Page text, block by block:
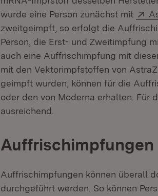
wurde eine Person zunächst mit
zweitgeimpft, so erfolgt die
Person, die Erst- und Zweitimpfung
auch eine Auffrischimpfung mit
mit den Vektorimpfstoffen von
geimpft wurden, können für die
oder den von Moderna erhalten. Für
ausreichend.
Auffrischimpfungen können überall
durchgeführt werden. So können